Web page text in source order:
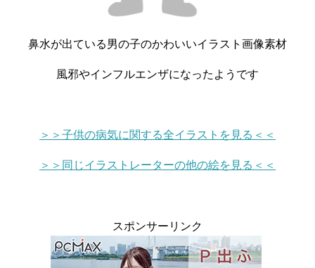
鼻水が出ている男の子のかわいいイラスト画像素材
風邪やインフルエンザになったようです
＞＞子供の病気に関する全イラストを見る＜＜
＞＞同じイラストレーターの他の絵を見る＜＜
スポンサーリンク